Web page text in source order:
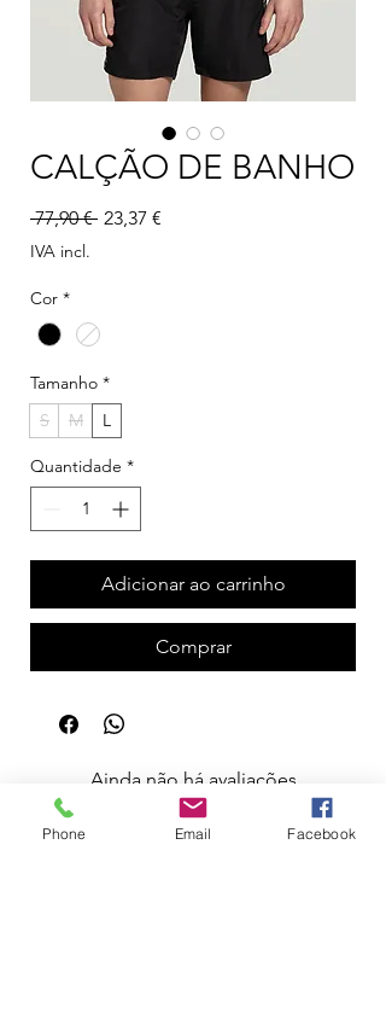
CALÇÃO DE BANHO
77,90 € Preço normal
23,37 €
IVA incl.
Cor *
Tamanho *
S
M L
Quantidade *
Adicionar ao carrinho
Comprar
Ainda não há avaliações
Compartilhe sua opinião. Seja o primeiro a
deixar uma avaliação.
Phone Email Facebook